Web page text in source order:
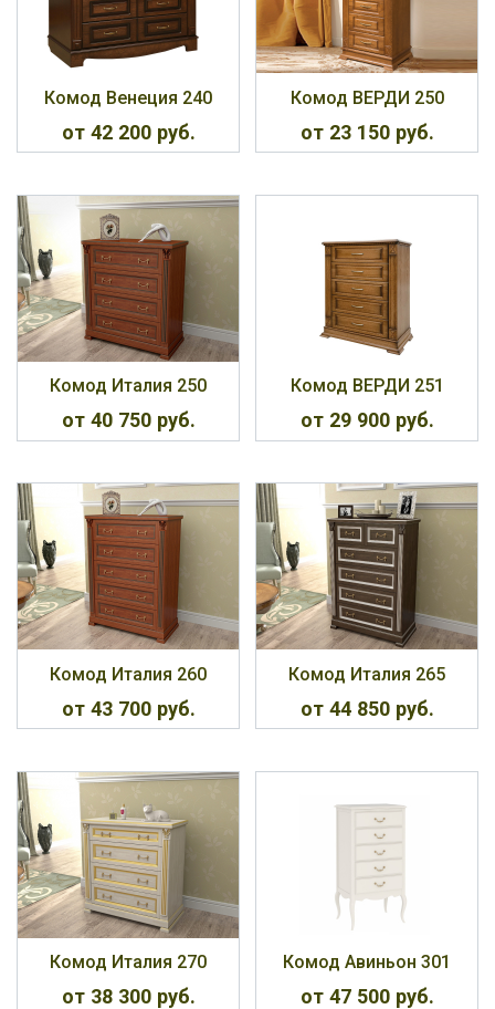
Комод Венеция 240
от 42 200 руб.
Комод ВЕРДИ 250
от 23 150 руб.
Комод Италия 250
от 40 750 руб.
Комод ВЕРДИ 251
от 29 900 руб.
Комод Италия 260
от 43 700 руб.
Комод Италия 265
от 44 850 руб.
Комод Италия 270
от 38 300 руб.
Комод Авиньон 301
от 47 500 руб.